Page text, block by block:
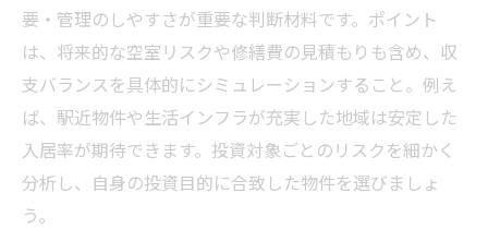
オーナーチェンジ物件を活用した賢い資産運用
術
広島県で注目のオーナーチェンジ物件活用
法
不動産売買による資産運用の基礎と応用
オーナーチェンジ物件選びで押さえる売買
要・管理のしやすさが重要な判断材料です。ポイント
は、将来的な空室リスクや修繕費の見積もりも含め、収
支バランスを具体的にシミュレーションすること。例え
ば、駅近物件や生活インフラが充実した地域は安定した
入居率が期待できます。投資対象ごとのリスクを細かく
分析し、自身の投資目的に合致した物件を選びましょ
う。